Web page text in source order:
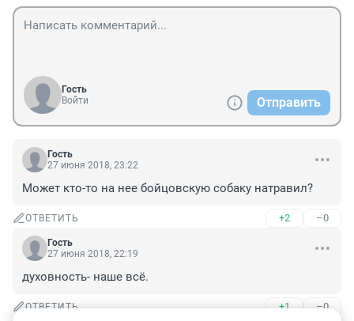
Гость
Войти
Отправить
Гость
27 июня 2018, 23:22
Может кто-то на нее бойцовскую собаку натравил?
ОТВЕТИТЬ +2 –0
Гость
27 июня 2018, 22:19
духовность- наше всё.
ОТВЕТИТЬ +1 –0